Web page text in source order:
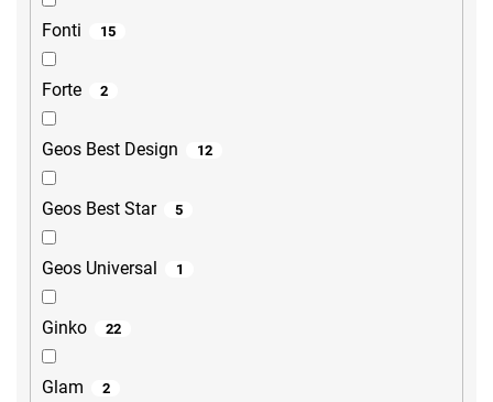
Fonti 15
Forte 2
Geos Best Design 12
Geos Best Star 5
Geos Universal 1
Ginko 22
Glam 2